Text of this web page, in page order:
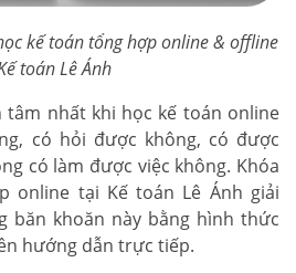
kế toán tổng hợp online & offline
toán Lê Ánh
nhất khi học kế toán online
có hỏi được không, có được
có làm được việc không. Khóa
online tại Kế toán Lê Ánh giải
băn khoăn này bằng hình thức
hướng dẫn trực tiếp.